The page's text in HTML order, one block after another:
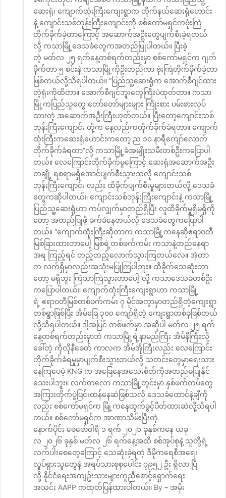
ဆေးရုံ၊ ကျောက်ထုံးကြီးကျေးရွာက တိုက်နယ်ဆေးရုံဟောင်း
နဲ့ ကျောင်းသစ်ဘုန်းကြီးကျောင်းကို စစ်ကော်မရှင်ကဗုံးကြဲ
တိုက်ခိုက်ခဲ့တာကြောင့် အဆောက်အဦးတွေပျက်စီးခဲ့ရတယ်
လို့ ကသာမြို့ဒေသခံတွေကအတည်ပြုပါတယ်။ ပြီးခဲ့
တဲ့ မတ်လ ၂၅ ရက်နေ့တစ်ရက်တည်းမှာ စစ်ကော်မရှင်က ဂျက်
ဖိုက်တာ ၅ စင်းနဲ့ ကသာမြို့ကိုဦးတည်ကာ ဗုံးကြဲတိုက်ခိုက်ခဲ့တာ
ဖြစ်တယ်လို့သိရပါတယ်။ “ပြည်သူ့ဆေးရုံက အောက်စီဂျင်ထား
တဲ့ရုံးကိုထိတာ။ အောက်စီဂျင်ဘူးတွေကြီးပဲထုတ်တာ။ ကသာ
မြို့ကပြည်သူတွေ တော်တော်များများ ကြိုးစား ပမ်းစားလုပ်
ထားတဲ့ အဆောက်အဦးကြီးဟုတ်တယ်။ ပြီးတော့ကျောင်းသစ်
ဘုန်းကြီးကျောင်း တို့က နေ့လည်ကတိုက်ခိုက်ခံရတာ။ ကျောက်
ထုံးကြီးကဆေးရုံဟောင်းကတော့ ည ၁၀ နာရီကျော်လောက်
တိုက်ခိုက်ခံရတာ”လို့ ကသာမြို့ခံအမျိုးသမီးတစ်ဦးကပြောပါ
တယ်။ လေကြောင်းတိုက်ခိုက်မှုကြောင့် ဆေးရုံအဆောက်အဦး
တချို့ ရစရာမရှိအောင်ပျက်စီးသွားသလို ကျောင်းသစ်
ဘုန်းကြီးကျောင်း လည်း ထိခိုက်ပျက်စီးမှုများတယ်လို့ ဒေသခံ
တွေကဆိုပါတယ်။ ကျောင်းသစ်ဘုန်းကြီးကျောင်းနဲ့ ကသာမြို့
ပြည်သူ့ဆေးရုံဟာ ကပ်လျှက်မှာတည်ရှိပြီး လူထိခိုက်မှုရှိမရှိကို
တော့ အတည်ပြုဖို့ ခက်ခဲနေတယ်လို့ ဒေသခံတွေကပြောပါ
တယ်။ “ကျောက်ထုံးကြီးဆိုတာက ကသာမြို့ကနေဆိုဧရာဝတီ
မြစ်ခြားထားတာပေါ့ မြစ်ရဲ့တစ်ဖက်ကမ်း ကသာနဲ့တည်နေရာ
အရ ကြည့်ရင် တည့်တည့်လောက်သွားကြတယ်လေ။ အဲ့တာ
က လက်ရှိမှာလည်းအသုံးမပြုကြပါဘူး။ ထိခိုက်သေဆုံးတာ
တော့ မရှိဘူး ကြဲသာကြဲသွားတာပေါ့”လို့ ကသာဒေသခံတစ်ဦး
ကပြောပါတယ်။ ကျောက်ထုံးကြီးကျေးရွာဟာ ကသာမြို့
ရဲ့ ဧရာဝတီမြစ်တစ်ဖက်ကမ်း ၇ မိုင်အကွာမှာတည်ရှိတဲ့ကျေးရွာ
တစ်ရွာဖြစ်ပြီး အိမ်ခြေ ၃၀၀ ကျော်ရှိတဲ့ ကျေးရွာတစ်ခုဖြစ်တယ်
လို့သိရပါတယ်။ ဒါ့အပြင် တစ်ဖက်မှာ အဆိုပါ မတ်လ ၂၅ ရက်
နေ့တစ်ရက်တည်းမှာဘဲ ကသာမြို့ရဲ့နာမည်ကြီး အိမ်နီကြီးလို့
ခေါ်တဲ့ ကိုလိုနီခေတ် ကာလက အိမ်အိုကြီးလည်း လေကြောင်း
တိုက်ခိုက်ခံရမှုမှာပျက်စီးသွားတယ်လို့ သတင်းတွေမှာရေးသား
နေကြပေမဲ့ KNG က အခြေနေအသေးစိတ်ကိုအတည်မပြုနိုင်
သေးပါဘူး။ လက်တလော ကသာမြို့တွင်းမှာ နှစ်ဖက်တပ်တွေ
အကြားတိုက်ပွဲပြင်းထန်နေဆဲဖြစ်သလို ဒေသခံထောင်နဲ့ချီကို
လည်း စစ်ကော်မရှင်က မြို့ကနေထွက်ခွင့်ပိတ်ထားဆဲလို့သိရပါ
တယ်။ စစ်ကော်မရှင်က အာဏာသိမ်းပြီးတဲ့
နောက်ပိုင်း ဖေဖော်ဝါရီ ၁ ရက် ၂၀၂၁ ခုနှစ်ကနေ ယခု
လ ၂၀၂၆ ခုနှစ် မတ်လ ၂၆ ရက်နေ့အထိ စစ်အုပ်စုနဲ့ သူတို့ရဲ့
လက်ပါးစေတွေကြောင့် သေဆုံးခဲ့ရတဲ့ ဒီမိုကရေစီအရေး
လှုပ်ရှားသူတွေနဲ့ အရပ်သားစုစုပေါင်း ၇၉၅၂ ဦး ရှိလာ ပြီ
လို့ နိုင်ငံရေးအကျဥ်းသားများကူညီစောင့်ရှောက်ရေး
အသင်း AAPP ကထုတ်ပြန်ထားပါတယ်။ By – အမိုး